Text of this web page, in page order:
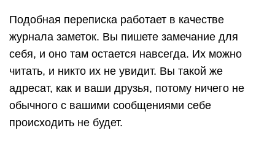
Подобная переписка работает в качестве
журнала заметок. Вы пишете замечание для
себя, и оно там остается навсегда. Их можно
читать, и никто их не увидит. Вы такой же
адресат, как и ваши друзья, потому ничего не
обычного с вашими сообщениями себе
происходить не будет.